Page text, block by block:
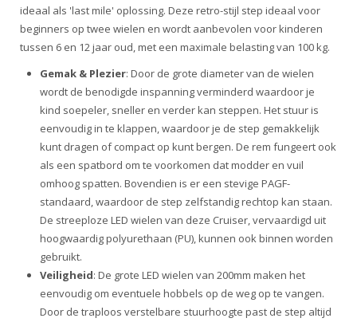
ideaal als 'last mile' oplossing. Deze retro-stijl step ideaal voor
beginners op twee wielen en wordt aanbevolen voor kinderen
tussen 6 en 12 jaar oud, met een maximale belasting van 100 kg.
Gemak & Plezier: Door de grote diameter van de wielen
wordt de benodigde inspanning verminderd waardoor je
kind soepeler, sneller en verder kan steppen. Het stuur is
eenvoudig in te klappen, waardoor je de step gemakkelijk
kunt dragen of compact op kunt bergen. De rem fungeert ook
als een spatbord om te voorkomen dat modder en vuil
omhoog spatten. Bovendien is er een stevige PAGF-
standaard, waardoor de step zelfstandig rechtop kan staan.
De streeploze LED wielen van deze Cruiser, vervaardigd uit
hoogwaardig polyurethaan (PU), kunnen ook binnen worden
gebruikt.
Veiligheid: De grote LED wielen van 200mm maken het
eenvoudig om eventuele hobbels op de weg op te vangen.
Door de traploos verstelbare stuurhoogte past de step altijd